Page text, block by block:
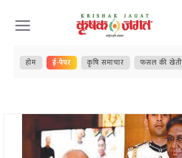
Skip
to
content
होम ई-पेपर कृषि समाचार फसल की खेती